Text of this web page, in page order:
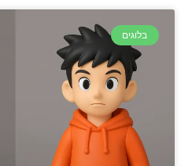
בלוגים